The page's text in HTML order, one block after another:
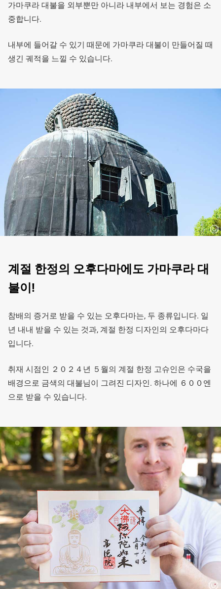
가마쿠라 대불을 외부뿐만 아니라 내부에서 보는 경험은 소
중합니다.
내부에 들어갈 수 있기 때문에 가마쿠라 대불이 만들어질 때
생긴 궤적을 느낄 수 있습니다.
계절 한정의 오후다마에도 가마쿠라 대
불이!
참배의 증거로 받을 수 있는 오후다마는, 두 종류입니다. 일
년 내내 받을 수 있는 것과, 계절 한정 디자인의 오후다마다
입니다.
취재 시점인 ２０２４년 ５월의 계절 한정 고슈인은 수국을
배경으로 금색의 대불님이 그려진 디자인. 하나에 ６００엔
으로 받을 수 있습니다.